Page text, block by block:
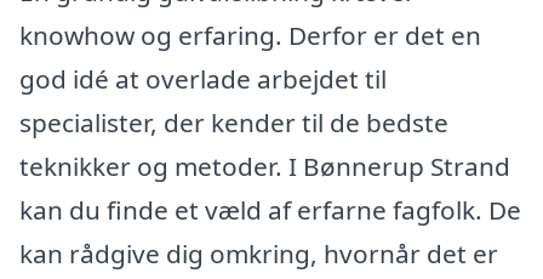
knowhow og erfaring. Derfor er det en
god idé at overlade arbejdet til
specialister, der kender til de bedste
teknikker og metoder. I Bønnerup Strand
kan du finde et væld af erfarne fagfolk. De
kan rådgive dig omkring, hvornår det er